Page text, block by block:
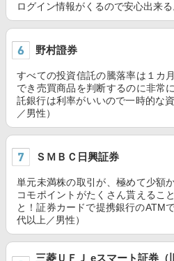
ログイン情報がくるので安心出来る
野村證券
すべての投資信託の騰落率は１カ
でき売買商品を判断するのに非常
託銀行は利率がいいので一時的な
／男性）
ＳＭＢＣ日興証券
単元未満株の取引が、極めて少額
コモポイントがたくさん貰えるこ
と！証券カードで提携銀行のATM
代以上／男性）
三菱ＵＦＪ eスマート証券（